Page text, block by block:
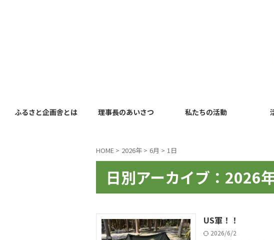
ふるさと企画舎とは 理事長のあいさつ 私たちの活動
HOME > 2026年 > 6月 > 1日
日別アーカイブ：2026
US軍！！
2026/6/2